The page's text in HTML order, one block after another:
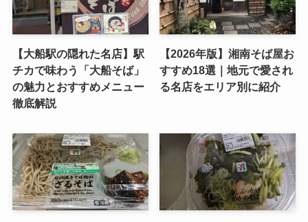
【大船駅の隠れた名店】駅
チカで味わう「大船そば」
の魅力とおすすめメニュー
徹底解説
【2026年版】湘南そば屋お
すすめ18選｜地元で愛され
る名店をエリア別に紹介